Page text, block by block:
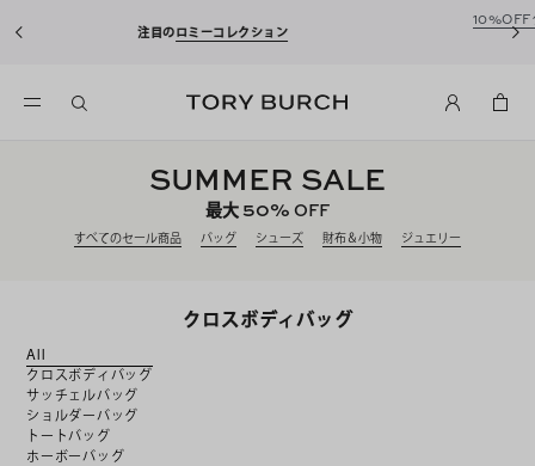
新規アカウント登録*で、20,000円(税
込)以上のお買い物にご利用いただけます。
SUMMER SALE
最大50% OFF
すべてのセール商品 バッグ シューズ 財布＆小物 ジュエリー
クロスボディバッグ
All
クロスボディバッグ
サッチェルバッグ
ショルダーバッグ
トートバッグ
ホーボーバッグ